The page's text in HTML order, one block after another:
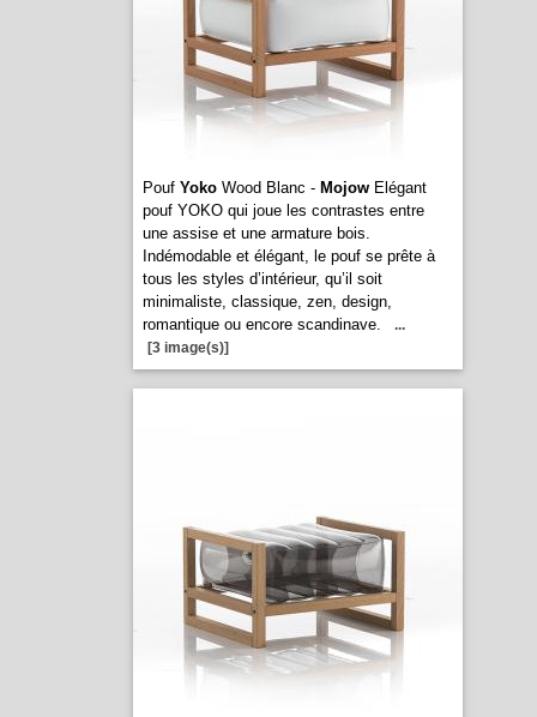
Pouf YokoWood Blanc - MojowElégant
pouf YOKO qui joue les contrastes entre
une assise et une armature bois.
Indémodable et élégant, le pouf se prête à
tous les styles d’intérieur, qu’il soit
minimaliste, classique, zen, design,
romantique ou encore scandinave.
...
[3 image(s)]